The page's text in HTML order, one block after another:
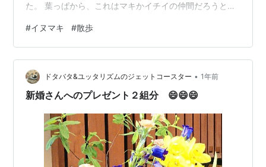
た。 葉っぱから、これはマキかイチイの仲間だろうと見
先端の緑色の部分が実で、その付け根の黒い部分は「果
托（あるいは種托などとも）」といって、ほんのり甘い
そうです。今度、遭遇したら食べてみようかな。でも、
青い実は毒があるそうなので、用心。 マキやイチイは細
長い葉が美しく、立派な樹だという気がします。
#イヌマキ #散歩
ドタバタ&ユッタリズムのジェットコースター • 1年前
新婚さんへのプレゼント２組分 😄😄😄